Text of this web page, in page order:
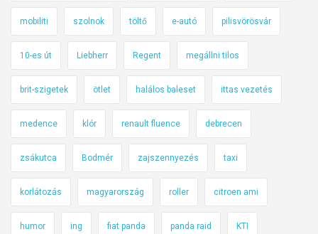
mobiliti szolnok töltő e-autó pilisvörösvár
10-es út Liebherr Regent megállni tilos
brit-szigetek ötlet halálos baleset ittas vezetés
medence klór renault fluence debrecen
zsákutca Bodmér zajszennyezés taxi
korlátozás magyarország roller citroen ami
humor ing fiat panda panda raid KTI